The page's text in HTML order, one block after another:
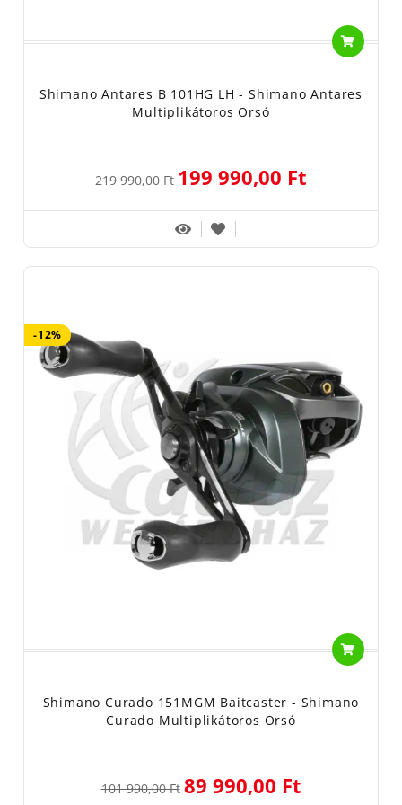
Shimano Antares B 101HG LH - Shimano Antares
Multiplikátoros Orsó
219 990,00 Ft 199 990,00 Ft
-12%
Shimano Curado 151MGM Baitcaster - Shimano
Curado Multiplikátoros Orsó
101 990,00 Ft 89 990,00 Ft